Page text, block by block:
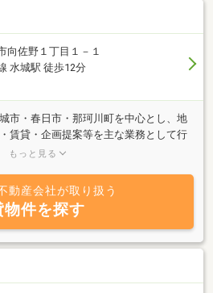
向佐野１丁目１－１
水城駅 徒歩12分
市・春日市・那珂川町を中心とし、地
賃貸・企画提案等を主な業務として行
士はもちろん、ファイナンシャルプラ
産に関する事なら、お気軽ご相談下さ
もっと見る
動産会社が取り扱う
物件を探す